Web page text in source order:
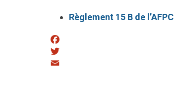
Règlement 15 B de l’AFPC
Facebook
Twitter